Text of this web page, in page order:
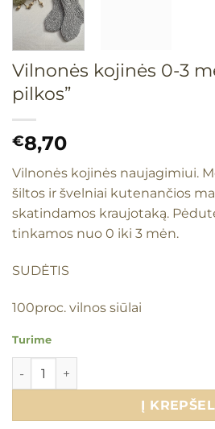
Vilnonės kojinės 0-3
pilkos”
€8,70
Vilnonės kojinės naujagimiui.
šiltos ir švelniai kutenančios
skatindamos kraujotaką.
tinkamos nuo 0 iki 3 mėn.
SUDĖTIS
100proc. vilnos siūlai
Turime
produkto kiekis: Vilnonės kojinės
Į